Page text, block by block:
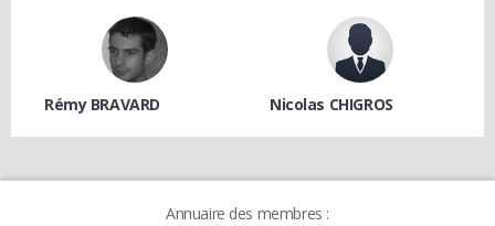
Rémy BRAVARD Nicolas CHIGROS
Annuaire des membres :